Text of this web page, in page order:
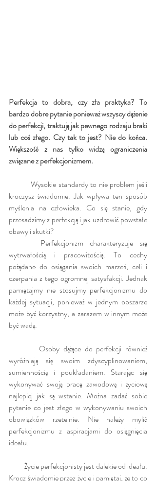
Perfekcja to dobra, czy zła praktyka? To
bardzo dobre pytanie ponieważ wszyscy dążenie
do perfekcji, traktują jak pewnego rodzaju braki
lub coś złego. Czy tak to jest? Nie do końca.
Większość z nas tylko widzą ograniczenia
związane z perfekcjonizmem.
          Wysokie standardy to nie problem jeśli
kroczysz świadomie. Jak wpływa ten sposób
myślenia na człowieka. Co się stanie, gdy
przesadzimy z perfekcją i jak uzdrowić powstałe
obawy i skutki?
wytrwałością i pracowitością. To cechy
pożądane do osiągania swoich marzeń, celi i
czerpania z tego ogromnej satysfakcji. Jednak
pamiętajmy nie stosujmy perfekcjonizmu do
każdej sytuacji, ponieważ w jednym obszarze
może być korzystny, a zarazem w innym może
być wadą.
wyróżniają się swoim zdyscyplinowaniem,
sumiennością i poukładaniem. Starając się
wykonywać swoją pracę zawodową i życiową
najlepiej jak są wstanie. Można zadać sobie
pytanie co jest złego w wykonywaniu swoich
obowiązków rzetelnie. Nie należy mylić
perfekcjonizmu z aspiracjami do osiągnięcia
ideału.
Krocz świadomie przez życie i pamiętaj, że to co